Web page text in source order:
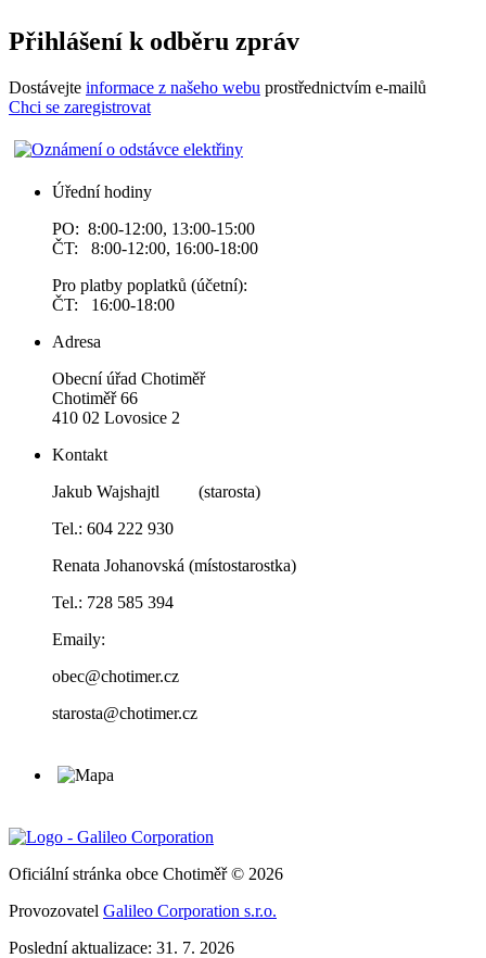
Přihlášení k odběru zpráv
Dostávejte informace z našeho webu prostřednictvím e-mailů
Chci se zaregistrovat
Úřední hodiny
PO: 8:00-12:00, 13:00-15:00
ČT: 8:00-12:00, 16:00-18:00
Pro platby poplatků (účetní):
ČT: 16:00-18:00
Adresa
Obecní úřad Chotiměř
Chotiměř 66
410 02 Lovosice 2
Kontakt
Jakub Wajshajtl (starosta)
Tel.: 604 222 930
Renata Johanovská (místostarostka)
Tel.: 728 585 394
Emaily:
obec@chotimer.cz
starosta@chotimer.cz
Oficiální stránka obce Chotiměř © 2026
Provozovatel Galileo Corporation s.r.o.
Poslední aktualizace: 31. 7. 2026